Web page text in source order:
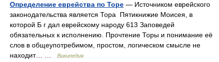
Определение еврейства по Торе — Источником еврейского
законодательства является Тора Пятикнижие Моисея, в
которой Б г дал еврейскому народу 613 Заповедей
обязательных к исполнению. Прочтение Торы и понимание её
слов в общеупотребимом, простом, логическом смысле не
находит… …
Википедия